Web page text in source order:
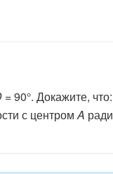
=90°. Докажите, что:
с центромA